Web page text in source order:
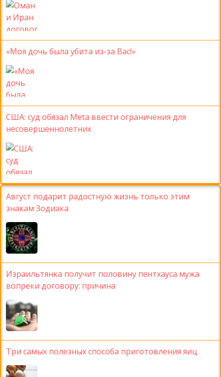
«Моя дочь была убита из-за Вас!»
США: суд обязал Meta ввести ограничения для
несовершеннолетних
Август подарит радостную жизнь только этим
знакам Зодиака
Израильтянка получит половину пентхауса мужа
вопреки договору: причина
Три самых полезных способа приготовления яиц